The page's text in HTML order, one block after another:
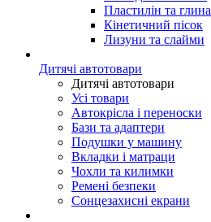
Пластилін та глина
Кінетичний пісок
Лизуни та слайми
Дитячі автотовари
Дитячі автотовари
Усі товари
Автокрісла і переноски
Бази та адаптери
Подушки у машину
Вкладки і матраци
Чохли та килимки
Ремені безпеки
Сонцезахисні екрани